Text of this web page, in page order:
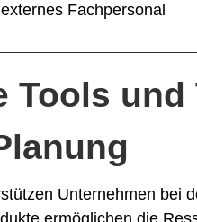
externes Fachpersonal
Tools und
Unternehmen bei